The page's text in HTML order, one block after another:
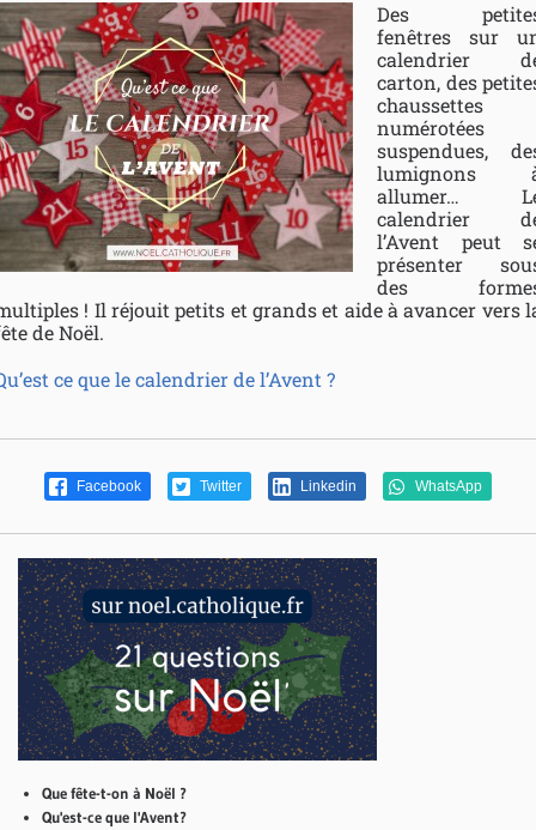
Des
fenêtres sur
calendrier
carton, des
chaussettes
numérotées
suspendues,
lumignons
allumer…
calendrier
l’Avent peut
présenter
des
! Il réjouit petits et grands et aide à avancer vers
de Noël.
ce que le calendrier de l’Avent ?
Facebook Twitter Linkedin WhatsApp
Que fête-t-on à Noël ?
Qu'est-ce que l'Avent?